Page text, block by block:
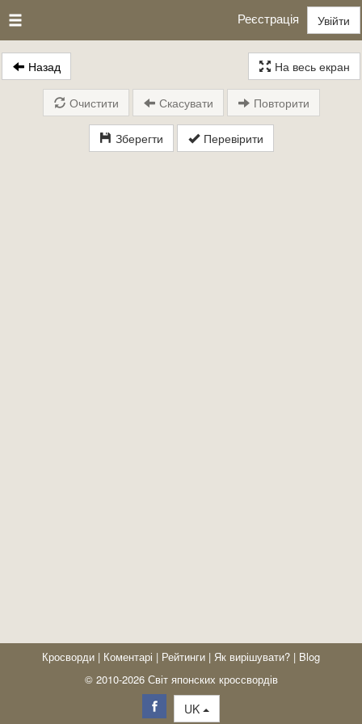
Реєстрація Увійти
Назад На весь екран
Зберегти Перевірити
Очистити Скасувати Повторити
Кросворди | Коментарі | Рейтинги | Як вирішувати? | Blog
© 2010-2026 Світ японских кроссвордів
UK